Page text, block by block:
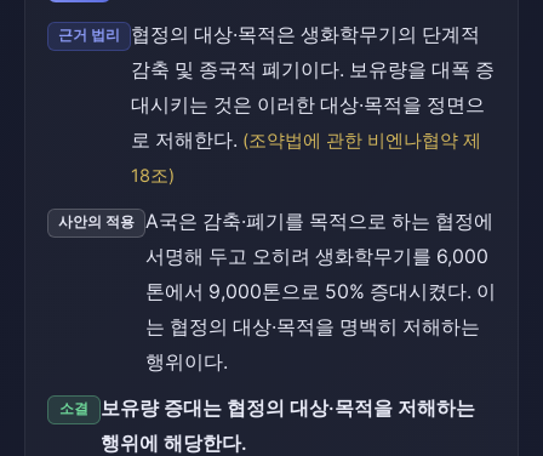
근거 법리
협정의 대상·목적은 생화학무기의 단계적
감축 및 종국적 폐기이다. 보유량을 대폭 증
대시키는 것은 이러한 대상·목적을 정면으
로 저해한다. (조약법에 관한 비엔나협약 제
18조)
사안의 적용
A국은 감축·폐기를 목적으로 하는 협정에
서명해 두고 오히려 생화학무기를 6,000
톤에서 9,000톤으로 50% 증대시켰다. 이
는 협정의 대상·목적을 명백히 저해하는
행위이다.
소결
보유량 증대는 협정의 대상·목적을 저해하는
행위에 해당한다.